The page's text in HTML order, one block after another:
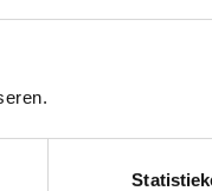
Bij deze